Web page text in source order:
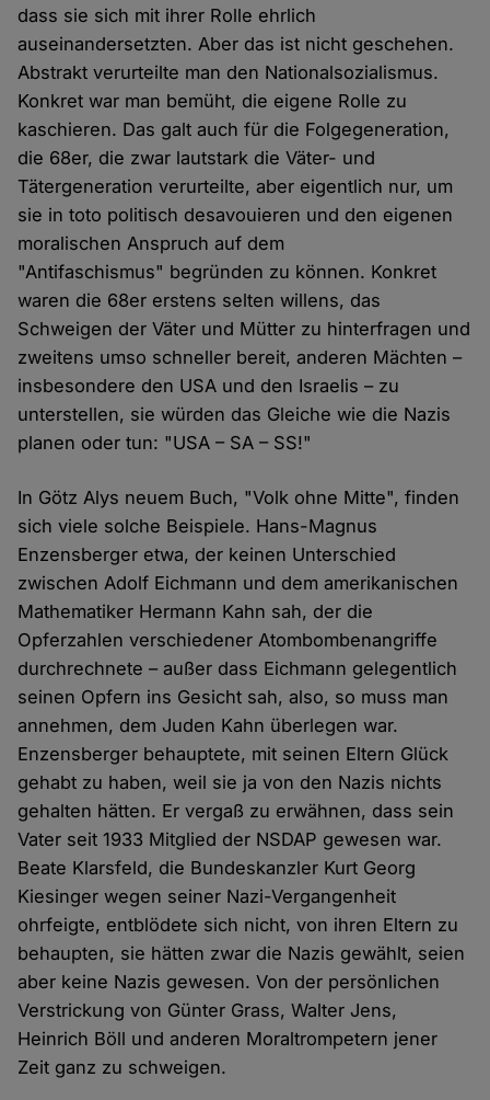
dass sie sich mit ihrer Rolle ehrlich
auseinandersetzten. Aber das ist nicht geschehen.
Abstrakt verurteilte man den Nationalsozialismus.
Konkret war man bemüht, die eigene Rolle zu
kaschieren. Das galt auch für die Folgegeneration,
die 68er, die zwar lautstark die Väter- und
Tätergeneration verurteilte, aber eigentlich nur, um
sie in toto politisch desavouieren und den eigenen
moralischen Anspruch auf dem
"Antifaschismus" begründen zu können. Konkret
waren die 68er erstens selten willens, das
Schweigen der Väter und Mütter zu hinterfragen und
zweitens umso schneller bereit, anderen Mächten –
insbesondere den USA und den Israelis – zu
unterstellen, sie würden das Gleiche wie die Nazis
planen oder tun: "USA – SA – SS!"
In Götz Alys neuem Buch, "Volk ohne Mitte", finden
sich viele solche Beispiele. Hans-Magnus
Enzensberger etwa, der keinen Unterschied
zwischen Adolf Eichmann und dem amerikanischen
Mathematiker Hermann Kahn sah, der die
Opferzahlen verschiedener Atombombenangriffe
durchrechnete – außer dass Eichmann gelegentlich
seinen Opfern ins Gesicht sah, also, so muss man
annehmen, dem Juden Kahn überlegen war.
Enzensberger behauptete, mit seinen Eltern Glück
gehabt zu haben, weil sie ja von den Nazis nichts
gehalten hätten. Er vergaß zu erwähnen, dass sein
Vater seit 1933 Mitglied der NSDAP gewesen war.
Beate Klarsfeld, die Bundeskanzler Kurt Georg
Kiesinger wegen seiner Nazi-Vergangenheit
ohrfeigte, entblödete sich nicht, von ihren Eltern zu
behaupten, sie hätten zwar die Nazis gewählt, seien
aber keine Nazis gewesen. Von der persönlichen
Verstrickung von Günter Grass, Walter Jens,
Heinrich Böll und anderen Moraltrompetern jener
Zeit ganz zu schweigen.